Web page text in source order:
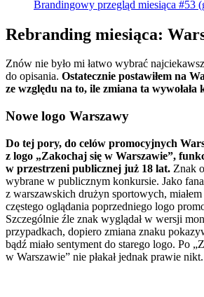
Brandingowy przegląd miesiąca #53
Rebranding miesiąca:
Znów nie było mi łatwo wybrać
do opisania. Ostatecznie postawiłem na
ze względu na to, ile zmiana ta
Nowe logo Warszawy
Do tej pory, do celów promocyjnych
z logo „Zakochaj się w Warszawie”,
w przestrzeni publicznej już 18 lat. Znak
wybrane w publicznym konkursie. Jako
z warszawskich drużyn sportowych,
częstego oglądania poprzedniego logo
Szczególnie źle znak wyglądał w wersji
przypadkach, dopiero zmiana znaku
bądź miało sentyment do starego logo. Po
w Warszawie” nie płakał jednak prawie nikt.